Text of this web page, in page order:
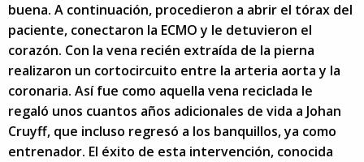
buena. A continuación, procedieron a abrir el tórax del
paciente, conectaron la ECMO y le detuvieron el
corazón. Con la vena recién extraída de la pierna
realizaron un cortocircuito entre la arteria aorta y la
coronaria. Así fue como aquella vena reciclada le
regaló unos cuantos años adicionales de vida a Johan
Cruyff, que incluso regresó a los banquillos, ya como
entrenador. El éxito de esta intervención, conocida